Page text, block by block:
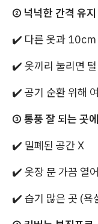
② 넉넉한 간격 유지
✔️ 다른 옷과 10cm
✔️ 옷끼리 눌리면 털
✔️ 공기 순환 위해
③ 통풍 잘 되는 곳에
✔️ 밀폐된 공간 X
✔️ 옷장 문 가끔 열
✔️ 습기 많은 곳 (욕